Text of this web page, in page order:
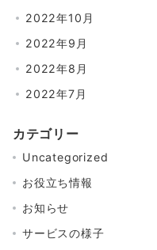
2022年10月
2022年9月
2022年8月
2022年7月
カテゴリー
Uncategorized
お役立ち情報
お知らせ
サービスの様子